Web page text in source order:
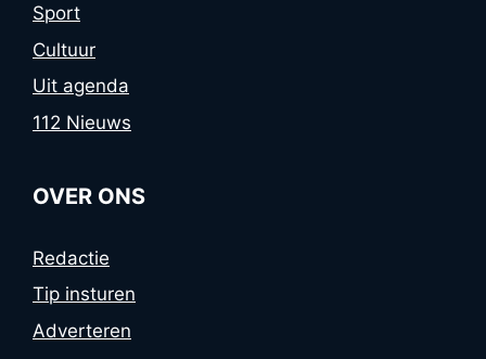
Sport
Cultuur
Uit agenda
112 Nieuws
OVER ONS
Redactie
Tip insturen
Adverteren